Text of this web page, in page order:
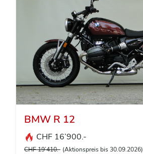
BMW R 12
CHF 16’900.-
CHF 19’410.- (Aktionspreis bis 30.09.2026)